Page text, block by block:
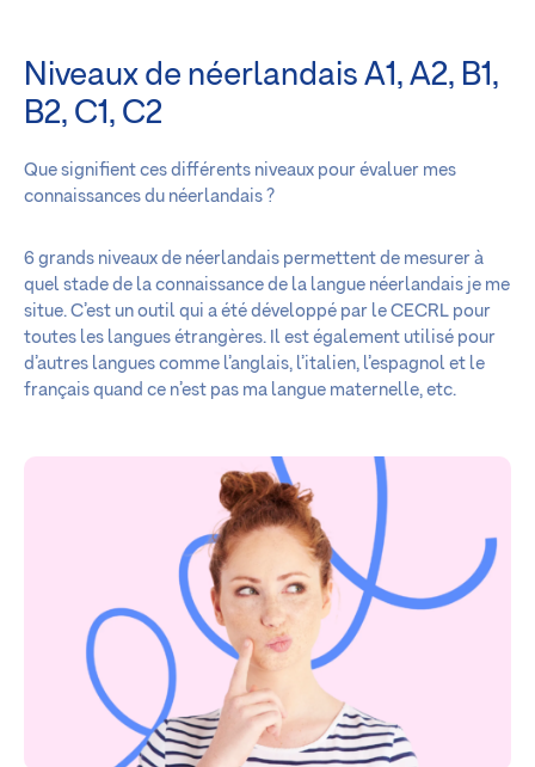
Niveaux de néerlandais A1, A2, B1,
B2, C1, C2
Que signifient ces différents niveaux pour évaluer mes
connaissances du néerlandais ?
6 grands niveaux de néerlandais permettent de mesurer à
quel stade de la connaissance de la langue néerlandais je me
situe. C’est un outil qui a été développé par le CECRL pour
toutes les langues étrangères. Il est également utilisé pour
d’autres langues comme l’anglais, l’italien, l’espagnol et le
français quand ce n’est pas ma langue maternelle, etc.